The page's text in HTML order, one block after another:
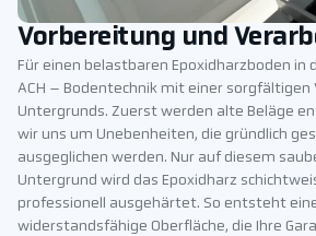
Vorbereitung und
Für einen belastbaren Epoxidharzboden in
ACH – Bodentechnik mit einer sorgfältigen
Untergrunds. Zuerst werden alte Beläge
wir uns um Unebenheiten, die gründlich
ausgeglichen werden. Nur auf diesem
Untergrund wird das Epoxidharz
professionell ausgehärtet. So entsteht
widerstandsfähige Oberfläche, die Ihre